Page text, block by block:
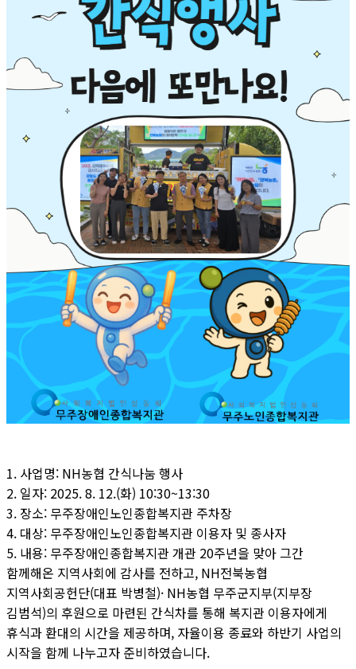
1. 사업명: NH농협 간식나눔 행사
2. 일자: 2025. 8. 12.(화) 10:30~13:30
3. 장소: 무주장애인노인종합복지관 주차장
4. 대상: 무주장애인노인종합복지관 이용자 및 종사자
5. 내용: 무주장애인종합복지관 개관 20주년을 맞아 그간
함께해온 지역사회에 감사를 전하고, NH전북농협
지역사회공헌단(대표 박병철)· NH농협 무주군지부(지부장
김범석)의 후원으로 마련된 간식차를 통해 복지관 이용자에게
휴식과 환대의 시간을 제공하며, 자율이용 종료와 하반기 사업의
시작을 함께 나누고자 준비하였습니다.